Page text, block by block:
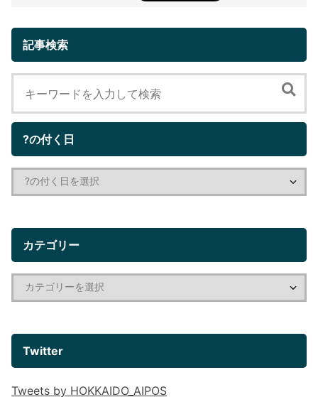
記事検索
?の付く日
カテゴリー
Twitter
Tweets by HOKKAIDO_AIPOS